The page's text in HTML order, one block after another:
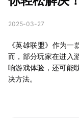
2025-03-27
《英雄联盟》作为
而，部分玩家在进入
响游戏体验，还可能
决方法。